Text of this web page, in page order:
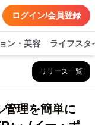
ログイン/会員登録
ン・美容 ライフスタ
リリース一覧
理を簡単に